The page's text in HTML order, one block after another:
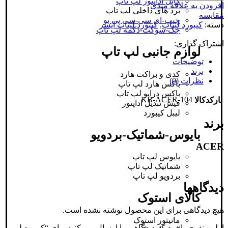
برد های داخلی لپ تاپ
چیپ-ای سی-سی پی یو
جک-سوکت-دکمه لپ تاپ
لوازم جانبی لپ تاپ
کدی و براکت هارد
باکس هارد لپ تاپ
باکس درایو لپ تاپ
فیش تبدیل اداپتور
لیبل کیبورد
بایوس-شماتیک-بردویو
بایوس لپ تاپ
شماتیک لپ تاپ
بردویو لپ تاپ
کالای استوک
مانیتور استوک
افزودن به علاقه مندی
مقایسه
دسته: کیبورد لپتاپ,کیبورد لپتاپ ایسر
اشتراک گذاری:
توضیحات
برند
نظرات (0)
بارکدکالا KB-ACER-104
برند
ACER
دیدگاهها
هیچ دیدگاهی برای این محصول نوشته نشده است.